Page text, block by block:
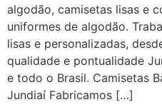
algodão, camisetas lisas e
uniformes de algodão.
lisas e personalizadas,
qualidade e pontualidade
e todo o Brasil. Camisetas
Jundiaí Fabricamos […]